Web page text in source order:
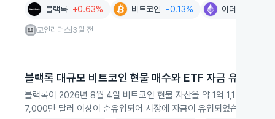
블랙록 +0.63% 비트코인 -0.13% 이더리움
코인리더스 3일 전
블랙록 대규모 비트코인 현물 매수와 ETF 자금 유입
블랙록이 2026년 8월 4일 비트코인 현물 자산을 약 1억 1,143만 달
7,000만 달러 이상이 순유입되어 시장에 자금이 유입되었습니다. 이